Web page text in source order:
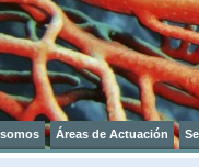
Áreas de Actuación